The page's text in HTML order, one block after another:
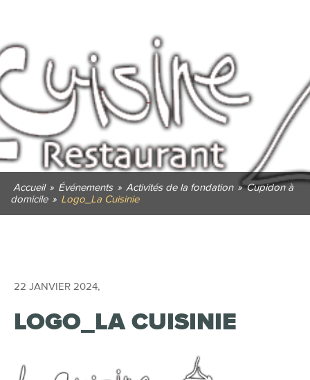
Accueil » Événements » Activités de la fondation » Cupidon à
domicile » Logo_La Cuisinie
22 JANVIER 2024,
LOGO_LA CUISINIE